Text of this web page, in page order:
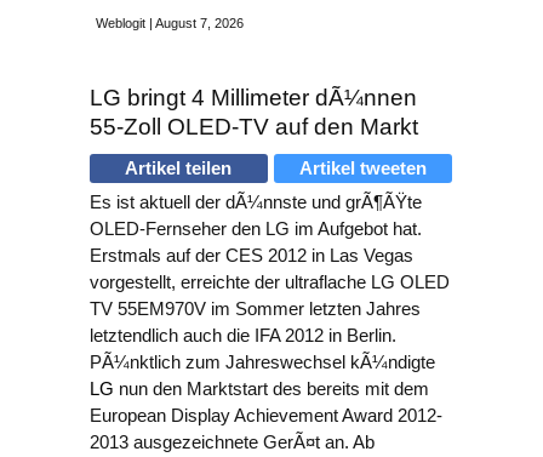
Weblogit | August 7, 2026
LG bringt 4 Millimeter dÃ¼nnen
55-Zoll OLED-TV auf den Markt
Artikel teilen
Artikel tweeten
Es ist aktuell der dÃ¼nnste und grÃ¶ÃŸte
OLED-Fernseher den LG im Aufgebot hat.
Erstmals auf der CES 2012 in Las Vegas
vorgestellt, erreichte der ultraflache LG OLED
TV 55EM970V im Sommer letzten Jahres
letztendlich auch die IFA 2012 in Berlin.
PÃ¼nktlich zum Jahreswechsel kÃ¼ndigte
LG nun den Marktstart des bereits mit dem
European Display Achievement Award 2012-
2013 ausgezeichnete GerÃ¤t an. Ab